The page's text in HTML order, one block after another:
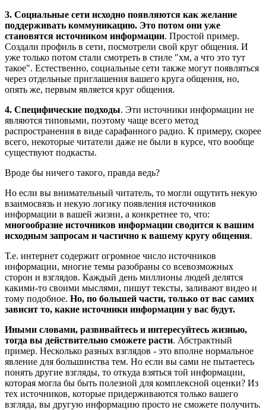
3. Социальные сети исходно появляются как желание
поддерживать коммуникацию. Это потом они уже
становятся источником информации. Простой пример.
Создали профиль в сети, посмотрели свой круг общения. И
уже только потом стали смотреть в стиле "хм, а что это тут
такое". Естественно, социальные сети также могут появляться
через отдельные приглашения вашего круга общения, но,
опять же, первым является круг общения.
4. Специфические подходы. Эти источники информации не
являются типовыми, поэтому чаще всего метод
распространения в виде сарафанного радио. К примеру, скорее
всего, некоторые читатели даже не были в курсе, что вообще
существуют подкасты.
Вроде бы ничего такого, правда ведь?
Но если вы внимательный читатель, то могли ощутить некую
взаимосвязь и некую логику появления источников
информации в вашей жизни, а конкретнее то, что:
многообразие источников информации сводится к вашим
исходным запросам и частично к вашему кругу общения.
Т.е. интернет содержит огромное число источников
информации, многие темы разобраны со всевозможных
сторон и взглядов. Каждый день миллионы людей делятся
какими-то своими мыслями, пишут тексты, заливают видео и
тому подобное. Но, по большей части, только от вас самих
зависит то, какие источники информации у вас будут.
Иными словами, развивайтесь и интересуйтесь жизнью,
тогда вы действительно сможете расти. Абстрактный
пример. Несколько разных взглядов - это вполне нормальное
явление для большинства тем. Но если вы сами не пытаетесь
понять другие взгляды, то откуда взяться той информации,
которая могла бы быть полезной для комплексной оценки? Из
тех источников, которые придерживаются только вашего
взгляда, вы другую информацию просто не сможете получить.